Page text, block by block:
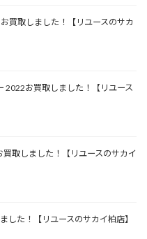
買取しました！【リユースのサカ
2022お買取しました！【リユース
取しました！【リユースのサカイ
した！【リユースのサカイ柏店】